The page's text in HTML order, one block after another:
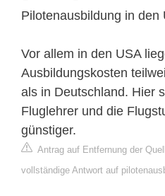
Pilotenausbildung in den
Vor allem in den USA
Ausbildungskosten
als in Deutschland. Hier
Fluglehrer und die
günstiger.
Antrag auf Entfernung der
vollständige Antwort auf